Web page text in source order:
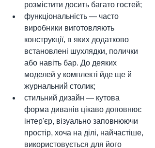
розмістити досить багато гостей;
функціональність — часто
виробники виготовляють
конструкції, в яких додатково
встановлені шухлядки, полички
або навіть бар. До деяких
моделей у комплекті йде ще й
журнальний столик;
стильний дизайн — кутова
форма диванів цікаво доповнює
інтер'єр, візуально заповнюючи
простір, хоча на ділі, найчастіше,
використовується для його